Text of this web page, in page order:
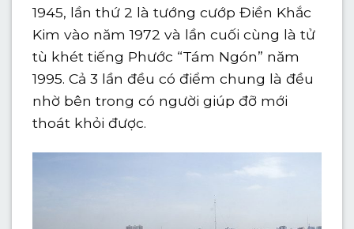
1945, lần thứ 2 là tướng cướp Điền Khắc
Kim vào năm 1972 và lần cuối cùng là tử
tù khét tiếng Phước “Tám Ngón” năm
1995. Cả 3 lần đều có điểm chung là đều
nhờ bên trong có người giúp đỡ mới
thoát khỏi được.